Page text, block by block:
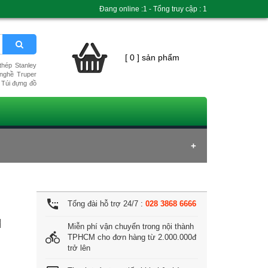
Stanley
Truper
Túi đựng đồ
[ 0 ] sản phẩm
settings_phone Tổng đài hỗ trợ 24/7 : 028 3868 6666
directions_bike
Miễn phí vận chuyển trong nội thành
TPHCM cho đơn hàng từ 2.000.000đ
trở lên
Đang online :1 - Tổng truy cập : 1